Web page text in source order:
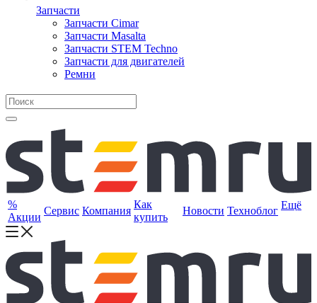
Запчасти
Запчасти Cimar
Запчасти Masalta
Запчасти STEM Techno
Запчасти для двигателей
Ремни
%
Акции
Сервис Компания
Как
купить
Новости Техноблог Ещё